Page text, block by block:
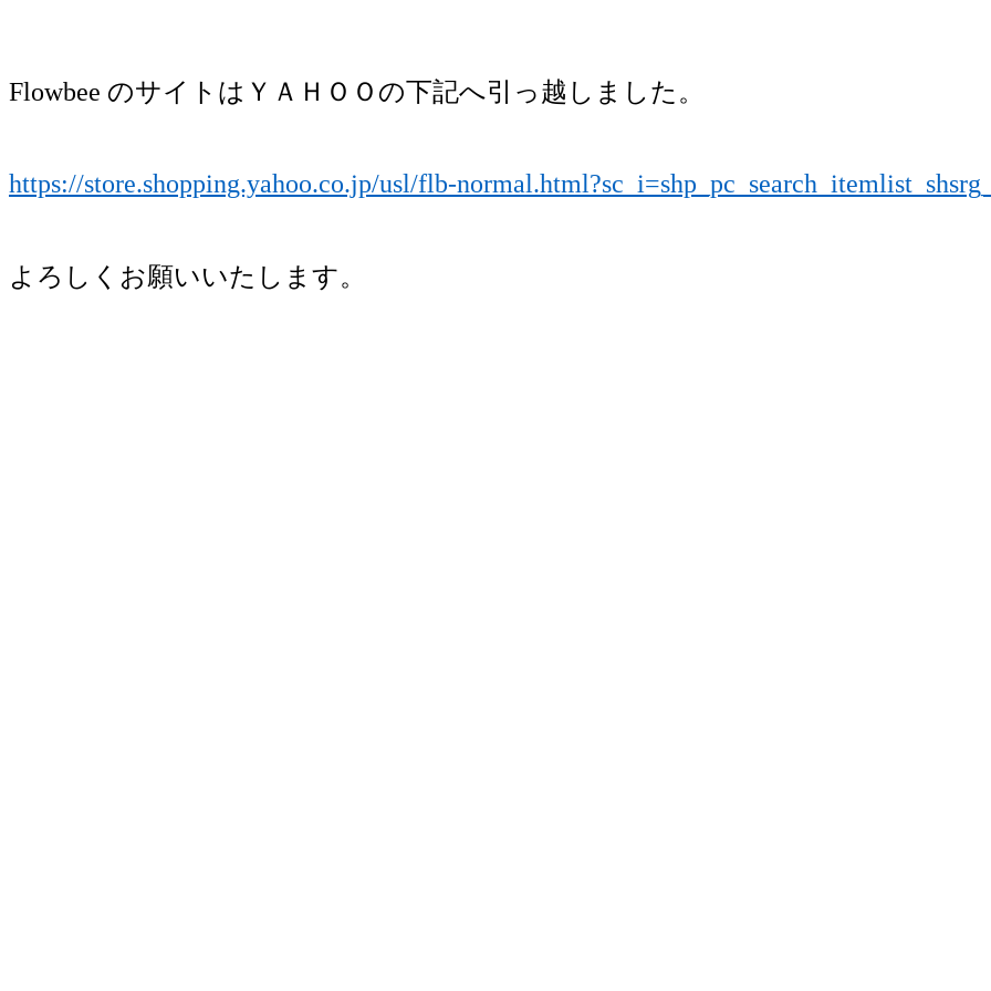
Flowbee のサイトはＹＡＨＯＯの下記へ引っ越しました。
https://store.shopping.yahoo.co.jp/usl/flb-
よろしくお願いいたします。